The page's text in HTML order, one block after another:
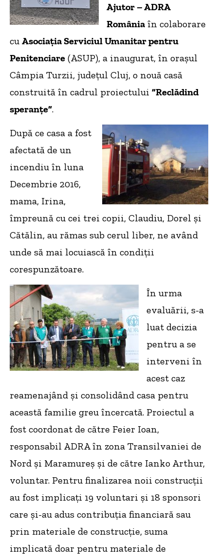
Ajutor – ADRA
România în colaborare
cu Asociația Serviciul Umanitar pentru
Penitenciare (ASUP), a inaugurat, în orașul
Câmpia Turzii, județul Cluj, o nouă casă
construită în cadrul proiectului ”Reclădind
speranțe”.
După ce casa a fost
afectată de un
incendiu în luna
Decembrie 2016,
mama, Irina,
împreună cu cei trei copii, Claudiu, Dorel și
Cătălin, au rămas sub cerul liber, ne având
unde să mai locuiască în condiții
corespunzătoare.
În urma
evaluării, s-a
luat decizia
pentru a se
interveni în
acest caz
reamenajând și consolidând casa pentru
această familie greu încercată. Proiectul a
fost coordonat de către Feier Ioan,
responsabil ADRA în zona Transilvaniei de
Nord și Maramureș și de către Ianko Arthur,
voluntar. Pentru finalizarea noii construcții
au fost implicați 19 voluntari și 18 sponsori
care și-au adus contribuția financiară sau
prin materiale de construcție, suma
implicată doar pentru materiale de